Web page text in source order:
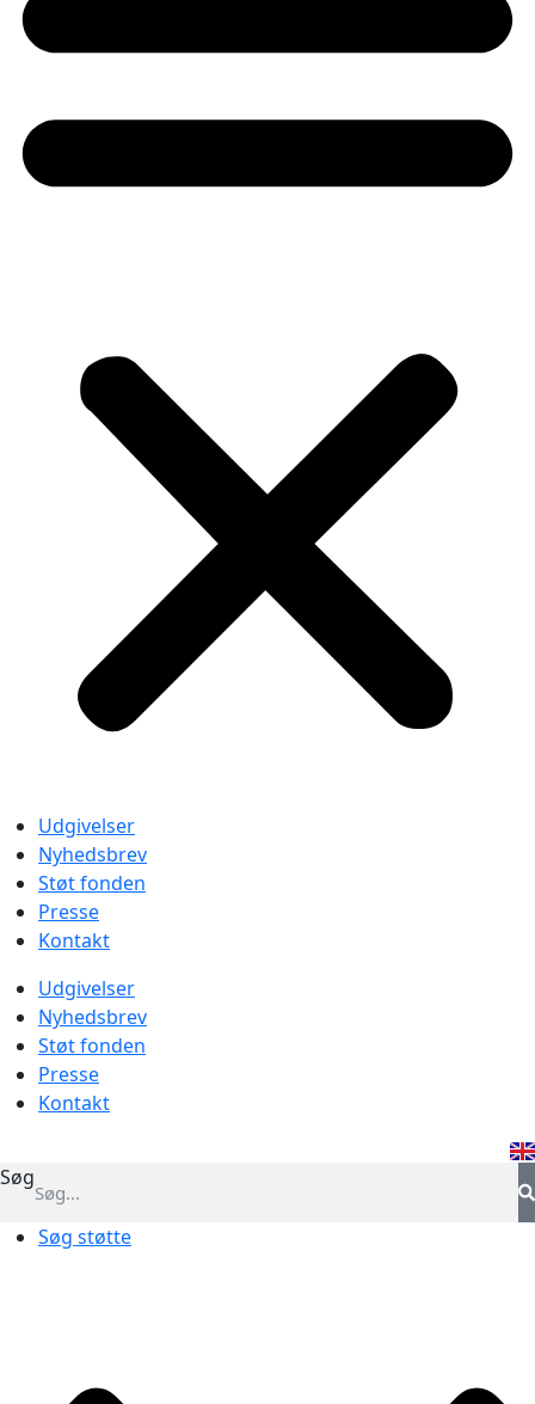
Udgivelser
Nyhedsbrev
Støt fonden
Presse
Kontakt
Udgivelser
Nyhedsbrev
Støt fonden
Presse
Kontakt
Søg
Søg støtte